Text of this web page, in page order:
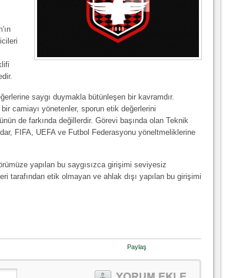
saygı duymakla bütünleşen bir kavramdır.
camiayı yönetenler, sporun etik değerlerini
de farkında değillerdir. Görevi başında olan Teknik
FIFA, UEFA ve Futbol Federasyonu yöneltmeliklerine
yapılan bu saygısızca girişimi seviyesiz
tarafından etik olmayan ve ahlak dışı yapılan bu girişimi
Paylaş